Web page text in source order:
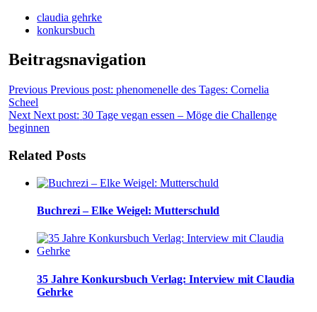
claudia gehrke
konkursbuch
Beitragsnavigation
Previous Previous post: phenomenelle des Tages: Cornelia
Scheel
Next Next post: 30 Tage vegan essen – Möge die Challenge
beginnen
Related Posts
Buchrezi – Elke Weigel: Mutterschuld
35 Jahre Konkursbuch Verlag: Interview mit Claudia
Gehrke